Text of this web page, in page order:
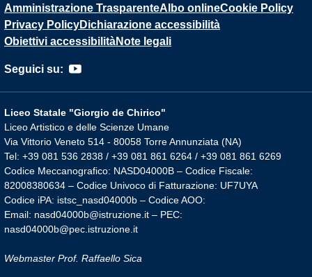
Amministrazione TrasparenteAlbo onlineCookie Policy
Privacy PolicyDichiarazione accessibilità
Obiettivi accessibilitàNote legali
Seguici su:
Liceo Statale "Giorgio de Chirico"
Liceo Artistico e delle Scienze Umane
Via Vittorio Veneto 514 - 80058 Torre Annunziata (NA)
Tel: +39 081 536 2838 / +39 081 861 6264 / +39 081 861 6269
Codice Meccanografico: NASD04000B – Codice Fiscale:
82008380634 – Codice Univoco di Fatturazione: UF7UYA
Codice iPA: istsc_nasd04000b – Codice AOO:
Email: nasd04000b@istruzione.it – PEC:
nasd04000b@pec.istruzione.it
Webmaster Prof. Raffaello Sica